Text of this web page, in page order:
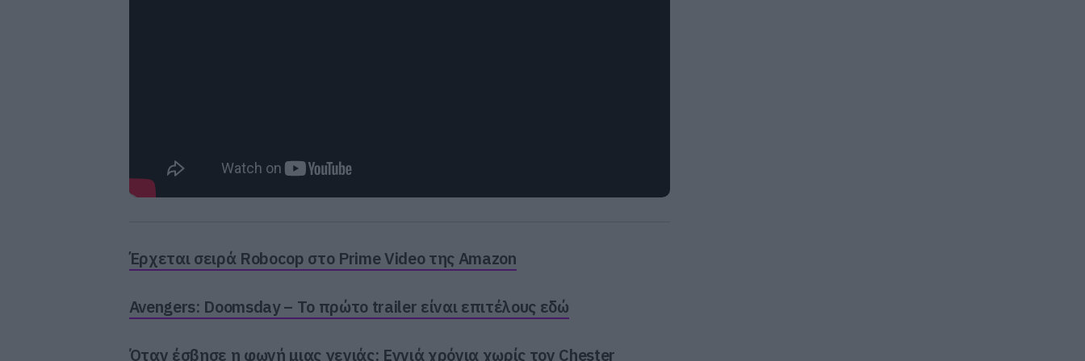
Έρχεται σειρά Robocop στο Prime Video της Amazon
Avengers: Doomsday – Το πρώτο trailer είναι επιτέλους εδώ
Όταν έσβησε η φωνή μιας γενιάς: Εννιά χρόνια χωρίς τον Chester